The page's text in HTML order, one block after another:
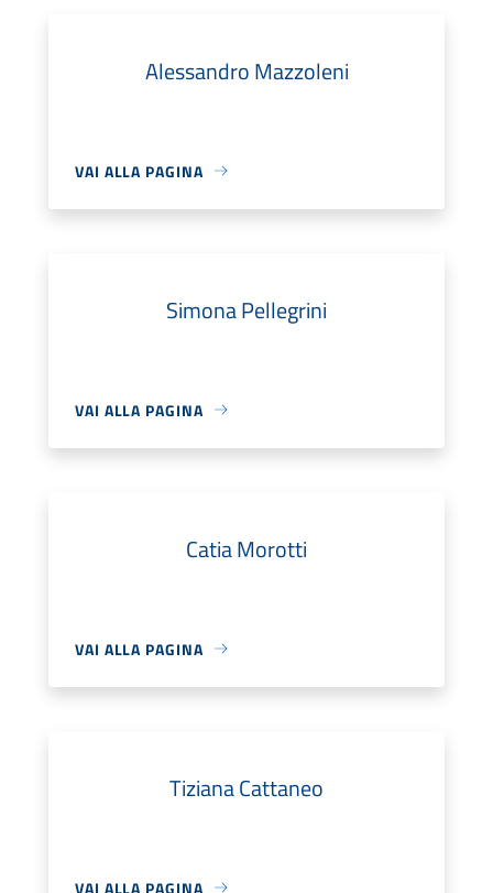
Alessandro Mazzoleni
VAI ALLA PAGINA
Simona Pellegrini
VAI ALLA PAGINA
Catia Morotti
VAI ALLA PAGINA
Tiziana Cattaneo
VAI ALLA PAGINA